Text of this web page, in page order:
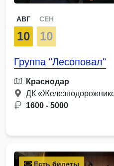
АВГ
10
СЕН
10
Группа "Лесоповал"
Краснодар
ДК
1600 - 5000
Есть билеты